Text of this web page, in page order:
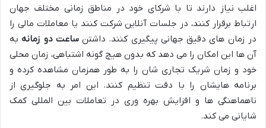
اغلب نیاز دارند تا با شرکای خود در مناطق زمانی مختلف جهان
ارتباط برقرار کنند، در جلسات آنلاین شرکت کنند یا معاملات مالی را
در زمان های دقیق جهانی پیگیری کنند. داشتنساعت دو زمانه به
آن ها این امکان را می دهد که بدون هیچ گونه اشتباهی، زمان محلی
خود و زمان شریک تجاری شان را به طور همزمان مشاهده کرده و
برنامه هایشان را با دقت تنظیم کنند. این امر به جلوگیری از
ناهماهنگی ها و افزایش بهره وری در تعاملات بین المللی کمک
شایانی می کند.